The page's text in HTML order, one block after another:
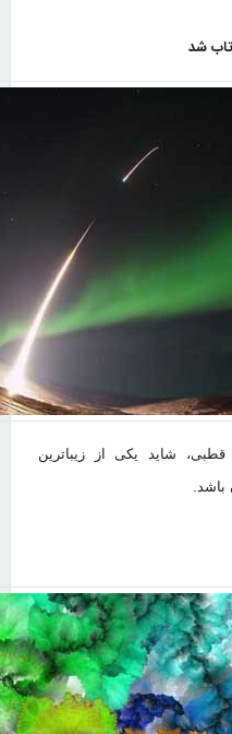
شاید یکی از زیبا‌ترین